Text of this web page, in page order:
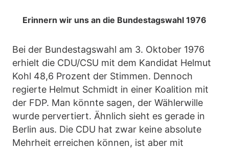
Erinnern wir uns an die Bundestagswahl 1976
Bei der Bundestagswahl am 3. Oktober 1976
erhielt die CDU/CSU mit dem Kandidat Helmut
Kohl 48,6 Prozent der Stimmen. Dennoch
regierte Helmut Schmidt in einer Koalition mit
der FDP. Man könnte sagen, der Wählerwille
wurde pervertiert. Ähnlich sieht es gerade in
Berlin aus. Die CDU hat zwar keine absolute
Mehrheit erreichen können, ist aber mit